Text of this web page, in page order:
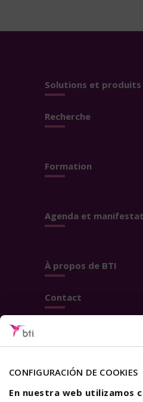
CONFIGURACIÓN DE COOKIES
En nuestra web utilizamos
Solutions et produits
Recherche
Formation
Agenda et
À propos de BTI
Contact